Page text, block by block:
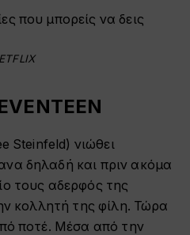
Steinfeld) νιώθει
δηλαδή και πριν ακόμα
τους αδερφός της
κολλητή της φίλη. Τώρα
ποτέ. Μέσα από την